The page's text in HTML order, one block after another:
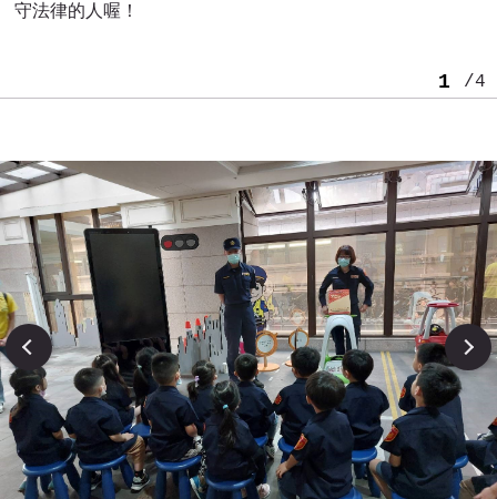
守法律的人喔！
Next
1 /4